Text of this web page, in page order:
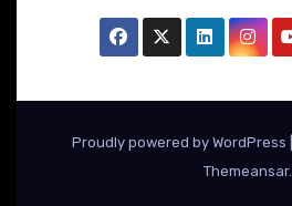
Proudly powered by WordPress
Themeansar.